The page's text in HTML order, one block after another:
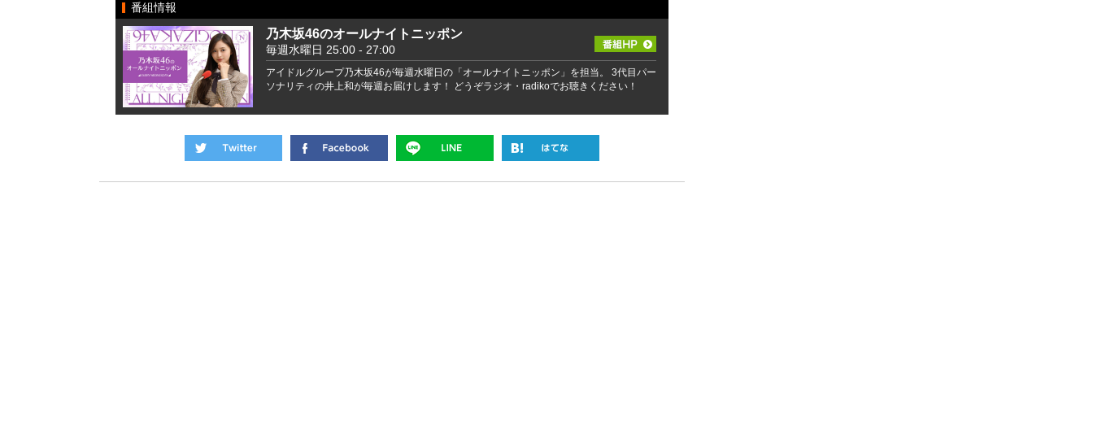
番組情報
乃木坂46のオールナイトニッポン
毎週水曜日 25:00 - 27:00
アイドルグループ乃木坂46が毎週水曜日の「オールナイトニッポン」を担当。 3代目パー
ソナリティの井上和が毎週お届けします！ どうぞラジオ・radikoでお聴きください！